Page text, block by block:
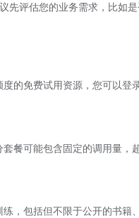
先评估您的业务需求，比如
的免费试用资源，您可以登
餐可能包含固定的调用量
，包括但不限于公开的书籍